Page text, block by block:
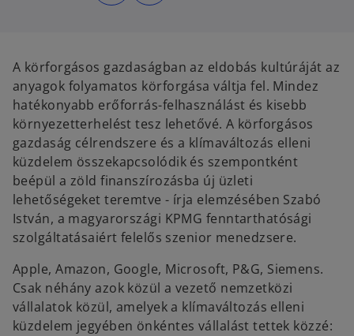
w
t
a
b
w
t
a
b
A körforgásos gazdaságban az eldobás kultúráját az
anyagok folyamatos körforgása váltja fel. Mindez
hatékonyabb erőforrás-felhasználást és kisebb
környezetterhelést tesz lehetővé. A körforgásos
gazdaság célrendszere és a klímaváltozás elleni
küzdelem összekapcsolódik és szempontként
beépül a zöld finanszírozásba új üzleti
lehetőségeket teremtve - írja elemzésében Szabó
István, a magyarországi KPMG fenntarthatósági
szolgáltatásaiért felelős szenior menedzsere.
Apple, Amazon, Google, Microsoft, P&G, Siemens.
Csak néhány azok közül a vezető nemzetközi
vállalatok közül, amelyek a klímaváltozás elleni
küzdelem jegyében önkéntes vállalást tettek közzé: